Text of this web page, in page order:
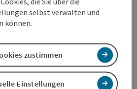
selbst verwalten und
können.
Einstellungen
zustimmen